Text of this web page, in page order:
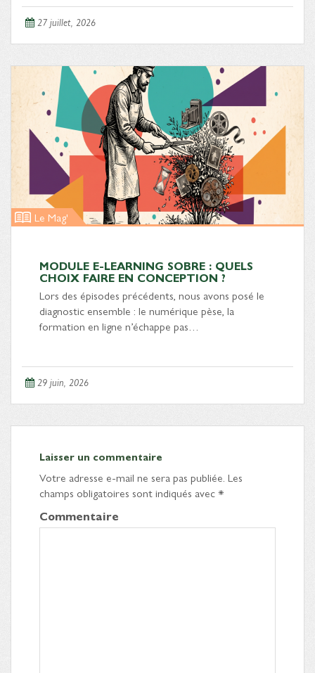
27 juillet, 2026
Le Mag'
MODULE E-LEARNING SOBRE : QUELS
CHOIX FAIRE EN CONCEPTION ?
Lors des épisodes précédents, nous avons posé le
diagnostic ensemble : le numérique pèse, la
formation en ligne n’échappe pas…
29 juin, 2026
Laisser un commentaire
Votre adresse e-mail ne sera pas publiée. Les
champs obligatoires sont indiqués avec*
Commentaire